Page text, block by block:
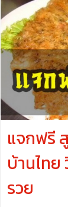
แจกฟรี
บ้านไทย
รวย